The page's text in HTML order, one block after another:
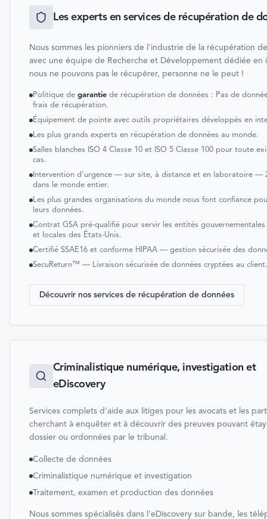
Les experts en services de récupération de
Nous sommes les pionniers de l'industrie de la récupération
avec une équipe de Recherche et Développement dédiée en
nous ne pouvons pas le récupérer, personne ne le peut !
Politique de garantie de récupération de données : Pas de
frais de récupération.
Équipement de pointe avec outils propriétaires développés en
Les plus grands experts en récupération de données au monde.
Salles blanches ISO 4 Classe 10 et ISO 5 Classe 100 pour toute
cas.
Intervention d'urgence — sur site, à distance et en laboratoire —
dans le monde entier.
Les plus grandes organisations du monde nous font confiance
leurs données.
Contrat GSA pré-qualifié pour servir les entités gouvernementales
et locales des États-Unis.
Certifié SSAE16 et conforme HIPAA — gestion sécurisée des
SecuReturn™ — Livraison sécurisée de données cryptées au client.
Découvrir nos services de récupération de données
Criminalistique numérique, investigation et
eDiscovery
Services complets d'aide aux litiges pour les avocats et les
cherchant à enquêter et à découvrir des preuves pouvant
dossier ou ordonnées par le tribunal.
Collecte de données
Criminalistique numérique et investigation
Traitement, examen et production des données
Nous sommes spécialisés dans l'eDiscovery sur bande, les